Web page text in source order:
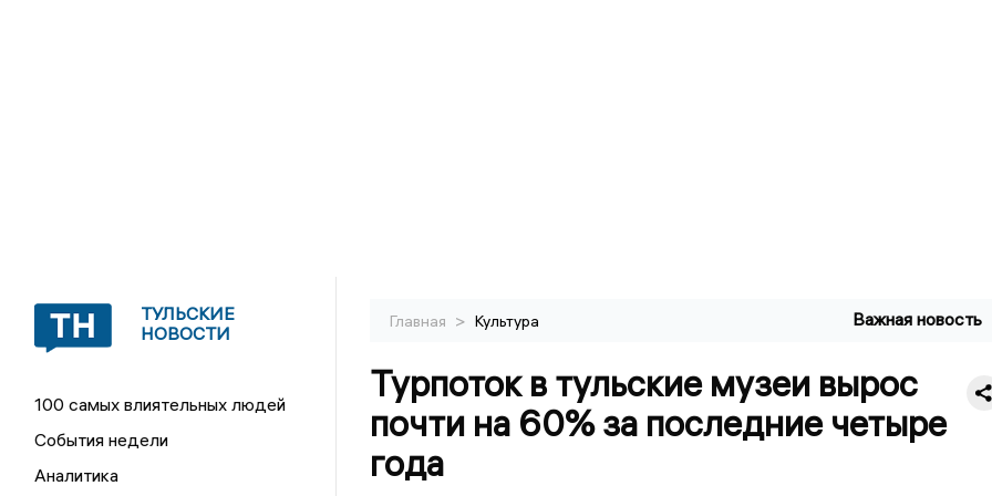
ТУЛЬСКИЕ
НОВОСТИ
100 самых влиятельных людей
События недели
Аналитика
Главная > Культура Важная новость
Турпоток в тульские музеи вырос
почти на 60% за последние четыре
года